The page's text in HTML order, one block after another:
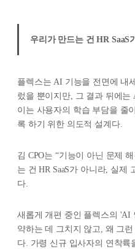
우리가 만드는 건 HR
플렉스는 AI 기능을 전면에 내
렀을 뿐이지만, 그 결과 뒤에
이는 사용자의 학습 부담을 줄
록 하기 위한 의도적 설계다.
김 CPO는 “기능이 아닌 문제
는 건 HR SaaS가 아니라, 실제
다.
새롭게 개편 중인 플렉스의 'AI
약하는 데 그치지 않고, 왜 그
다. 가령 신규 입사자의 연착륙